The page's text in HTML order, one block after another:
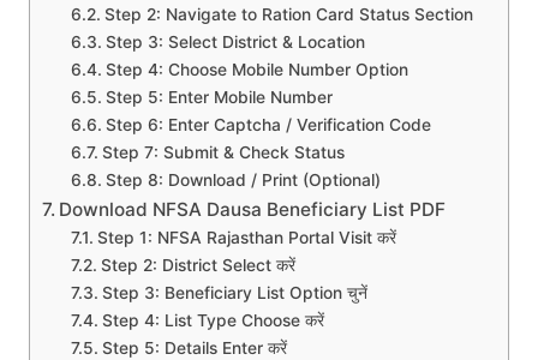
Step 2: Navigate to Ration Card Status Section
Step 3: Select District & Location
Step 4: Choose Mobile Number Option
Step 5: Enter Mobile Number
Step 6: Enter Captcha / Verification Code
Step 7: Submit & Check Status
Step 8: Download / Print (Optional)
Download NFSA Dausa Beneficiary List PDF
Step 1: NFSA Rajasthan Portal Visit करें
Step 2: District Select करें
Step 3: Beneficiary List Option चुनें
Step 4: List Type Choose करें
Step 5: Details Enter करें